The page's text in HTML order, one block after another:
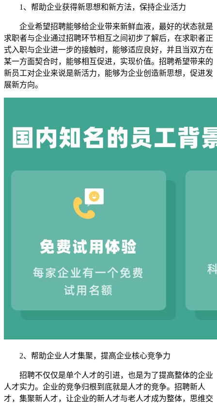
1、帮助企业获得新思想和新方法，保持企业活力
企业希望招聘能够给企业带来新鲜血液，最好的状态就是
求职者与企业通过招聘环节相互之间初步了解后，在求职者正
式入职与企业进一步的接触时，能够适应良好，并且当双方在
某一方面契合时，能够相互促进，实现价值。招聘希望带来的
新员工对企业来说是新活力，能够为企业创造新思想，促进发
展新方向。
2、帮助企业人才集聚，提高企业核心竞争力
招聘不仅仅是单个人才的引进，也是为了提高整体的企业
人才实力。企业的竞争归根到底就是人才的竞争。招聘新人
才，集聚新人才，让企业的新人才与老人才成为整体，思维交